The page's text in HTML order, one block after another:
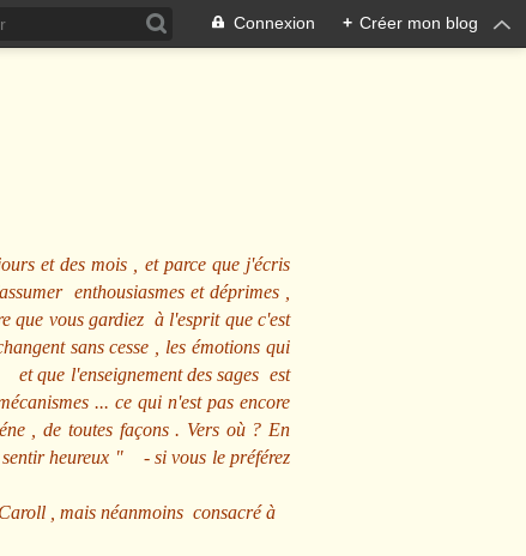
Connexion + Créer mon blog
et des mois , et parce que j'écris
enthousiasmes et déprimes ,
que vous gardiez à l'esprit que c'est
sans cesse , les émotions qui
que l'enseignement des sages est
... ce qui n'est pas encore
, de toutes façons . Vers où ? En
heureux " - si vous le préférez
, mais néanmoins consacré à